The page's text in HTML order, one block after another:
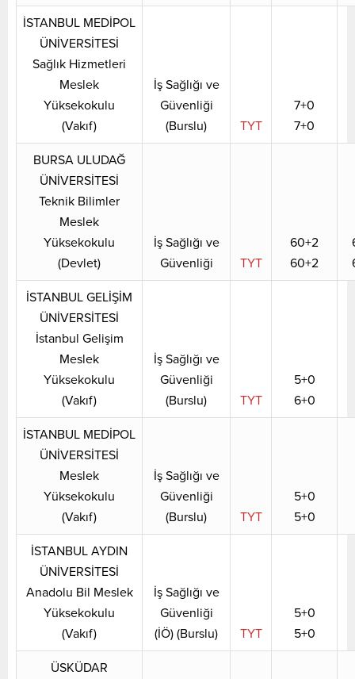
İSTANBUL MEDİPOL
ÜNİVERSİTESİ
Sağlık Hizmetleri
Meslek
Yüksekokulu
(Vakıf)
İş Sağlığı ve
Güvenliği
(Burslu)
TYT
7+0
7+0
BURSA ULUDAĞ
ÜNİVERSİTESİ
Teknik Bilimler
Meslek
Yüksekokulu
(Devlet)
İş Sağlığı ve
Güvenliği
TYT
60+2
60+2
İSTANBUL GELİŞİM
ÜNİVERSİTESİ
İstanbul Gelişim
Meslek
Yüksekokulu
(Vakıf)
İş Sağlığı ve
Güvenliği
(Burslu)
TYT
5+0
6+0
İSTANBUL MEDİPOL
ÜNİVERSİTESİ
Meslek
Yüksekokulu
(Vakıf)
İş Sağlığı ve
Güvenliği
(Burslu)
TYT
5+0
5+0
İSTANBUL AYDIN
ÜNİVERSİTESİ
Anadolu Bil Meslek
Yüksekokulu
(Vakıf)
İş Sağlığı ve
Güvenliği
(İÖ) (Burslu)
TYT
5+0
5+0
ÜSKÜDAR